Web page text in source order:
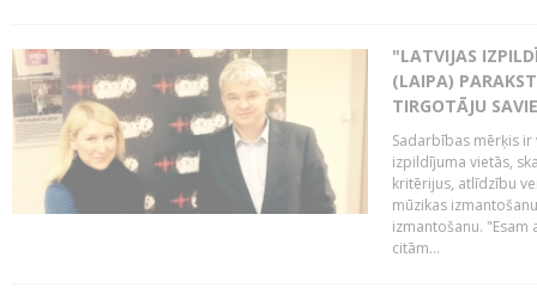
"LATVIJAS
(LAIPA)
TIRGOTĀJU
Sadarbības mērķis
izpildījuma vietās,
kritērijus, atlīdzību
mūzikas
izmantošanu.
citām...